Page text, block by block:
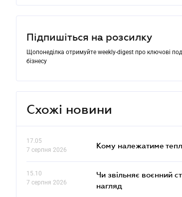
Підпишіться на розсилку
Щопонеділка отримуйте weekly-digest про ключові
бізнесу
Схожі новини
17.05
7 серпня 2026
Кому належатиме
15.10
7 серпня 2026
Чи звільняє воєнний
нагляд